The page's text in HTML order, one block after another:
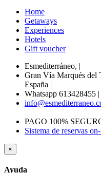
Home
Getaways
Experiences
Hotels
Gift voucher
Esmediterráneo, |
Gran Vía Marqués del
España |
Whatsapp 613428455 |
PAGO 100%
Sistema de reservas
×
Ayuda